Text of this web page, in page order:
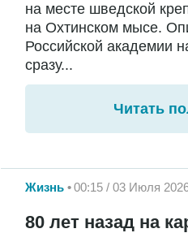
на месте шведской
на Охтинском мысе.
Российской академии
сразу...
Читать
Жизнь 00:15 / 03 Июля
80 лет назад на